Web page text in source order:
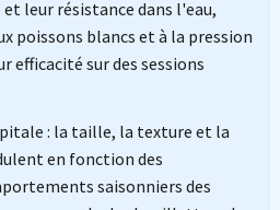
leur résistance dans l'eau,
poissons blancs et à la pression
efficacité sur des sessions
: la taille, la texture et la
en fonction des
saisonniers des